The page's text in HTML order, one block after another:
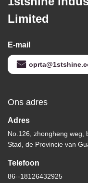
Limited
E-mail
Ons adres
Adres
No.126, zhongheng weg,
Stad, de Provincie van
Telefoon
86--18126432925